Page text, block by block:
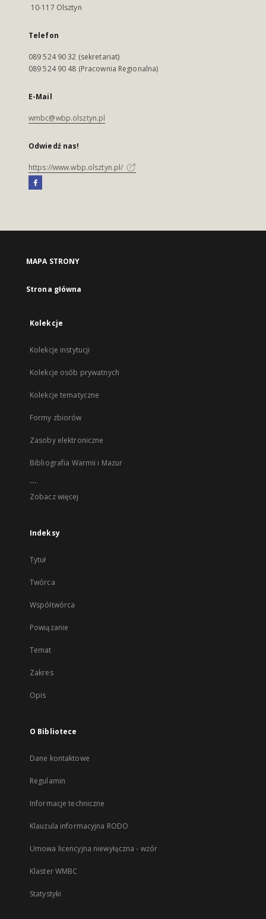
10-117 Olsztyn
Telefon
089 524 90 32 (sekretariat)
089 524 90 48 (Pracownia Regionalna)
E-Mail
wmbc@wbp.olsztyn.pl
Odwiedź nas!
https://www.wbp.olsztyn.pl/
MAPA STRONY
Strona główna
Kolekcje
Kolekcje instytucji
Kolekcje osób prywatnych
Kolekcje tematyczne
Formy zbiorów
Zasoby elektroniczne
Bibliografia Warmii i Mazur
...
Zobacz więcej
Indeksy
Tytuł
Twórca
Współtwórca
Powiązanie
Temat
Zakres
Opis
O Bibliotece
Dane kontaktowe
Regulamin
Informacje techniczne
Klauzula informacyjna RODO
Umowa licencyjna niewyłączna - wzór
Klaster WMBC
Statystyki